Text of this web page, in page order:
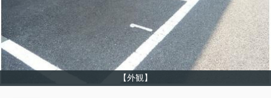
【外観】